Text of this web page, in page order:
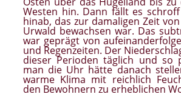
Westen hin. Dann fällt es
hinab, das zur damaligen Zeit
Urwald bewachsen war. Das
war geprägt von
und Regenzeiten. Der
dieser Perioden täglich und so
man die Uhr hätte danach
warme Klima mit reichlich
den Bewohnern zu erheblichen